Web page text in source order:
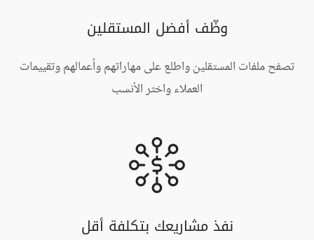
وظّف أفضل المستقلين
تصفح ملفات المستقلين واطلع على مهاراتهم وأعمالهم وتقييمات
العملاء واختر الأنسب
نفذ مشاريعك بتكلفة أقل